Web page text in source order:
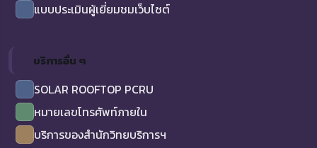
แบบประเมินผู้เยี่ยมชมเว็บไซต์
บริการอื่น ๆ
SOLAR ROOFTOP PCRU
หมายเลขโทรศัพท์ภายใน
บริการของสำนักวิทยบริการฯ